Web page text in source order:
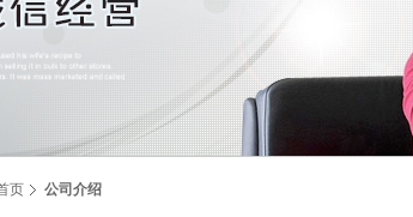
页 公司介绍